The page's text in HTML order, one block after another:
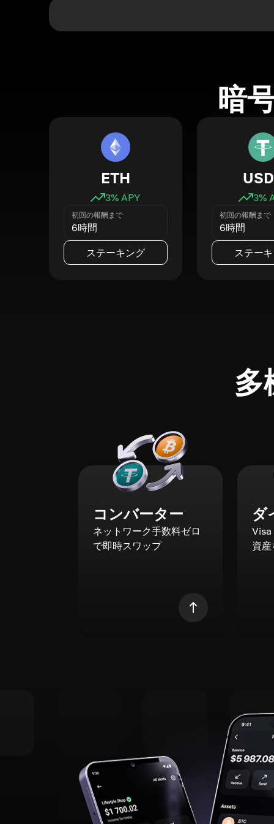
暗
ETH
3% APY
初回の報酬まで
6時間
ステーキング
3%
初回の報酬まで
6時間
ステー
多
コンバーター
ネットワーク手数料ゼロ
で即時スワップ
ダ
資